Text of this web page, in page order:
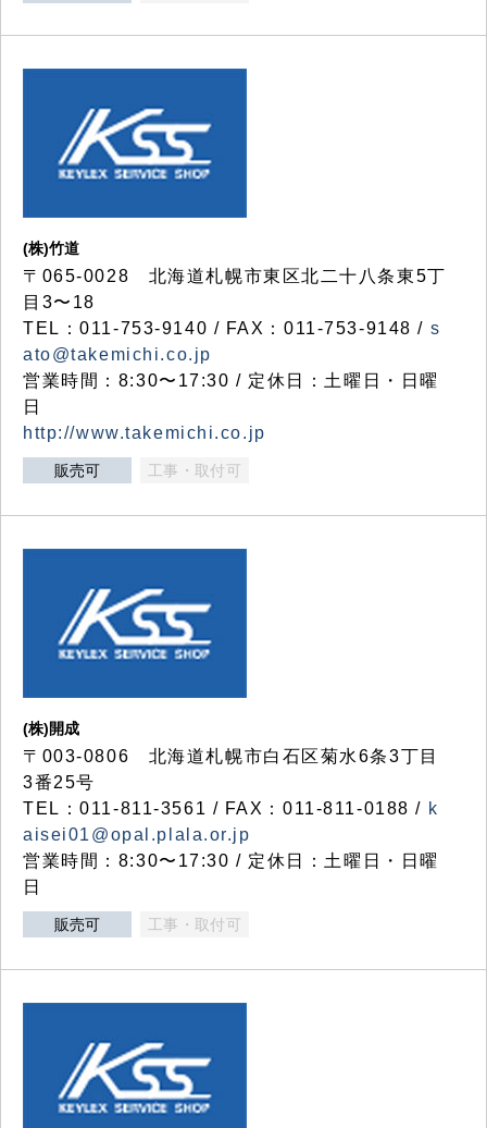
(株)竹道
〒065-0028 北海道札幌市東区北二十八条東5丁
目3〜18
TEL：011-753-9140 / FAX：011-753-9148 / s
ato@takemichi.co.jp
営業時間：8:30〜17:30 / 定休日：土曜日・日曜
日
http://www.takemichi.co.jp
販売可 工事・取付可
(株)開成
〒003-0806 北海道札幌市白石区菊水6条3丁目
3番25号
TEL：011-811-3561 / FAX：011-811-0188 / k
aisei01@opal.plala.or.jp
営業時間：8:30〜17:30 / 定休日：土曜日・日曜
日
販売可 工事・取付可